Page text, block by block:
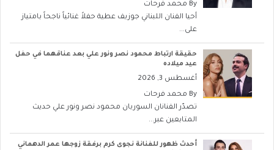
By محمد فرحات
أحيا الفنان اللبناني جوزيف عطية حفلاً غنائياً ناجحاً بامتياز
على...
حقيقة ارتباط محمود نصر ونور علي بعد عناقهما في حفل
عيد ميلاده
أغسطس 3, 2026
By محمد فرحات
تصدّر الفنانان السوريان محمود نصر ونور علي حديث
المتابعين عبر...
أحدث ظهور للفنانة نجوى كرم برفقة زوجها عمر الدهماني